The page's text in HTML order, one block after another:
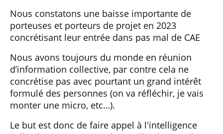
Nous constatons une baisse importante de
porteuses et porteurs de projet en 2023
concrétisant leur entrée dans pas mal de CAE
Nous avons toujours du monde en réunion
d’information collective, par contre cela ne
concrétise pas avec pourtant un grand intérêt
formulé des personnes (on va réfléchir, je vais
monter une micro, etc…).
Le but est donc de faire appel à l'intelligence